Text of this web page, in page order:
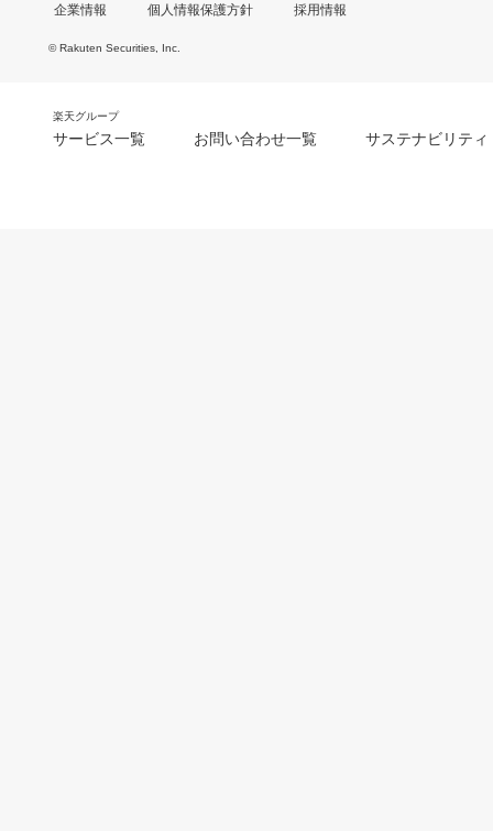
企業情報 個人情報保護方針 採用情報
© Rakuten Securities, Inc.
楽天グループ
サービス一覧 お問い合わせ一覧 サステナビリティ